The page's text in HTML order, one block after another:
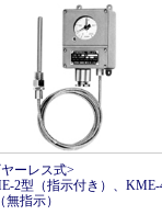
ーレス式>
2型（指示付き）、KME-
無指示）